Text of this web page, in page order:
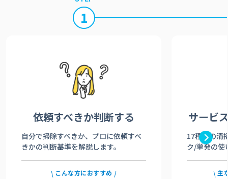
1
依頼すべきか判断する
自分で掃除すべきか、プロに依頼すべ
きかの判断基準を解説します。
こんな方におすすめ
サービ
17種類の清
ク/単発の使
主